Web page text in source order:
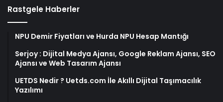
Rastgele Haberler
NPU Demir Fiyatları ve Hurda NPU Hesap Mantığı
Serjoy : Dijital Medya Ajansı, Google Reklam Ajansı, SEO
Ajansı ve Web Tasarım Ajansı
UETDS Nedir ? Uetds.com İle Akıllı Dijital Taşımacılık
Yazılımı